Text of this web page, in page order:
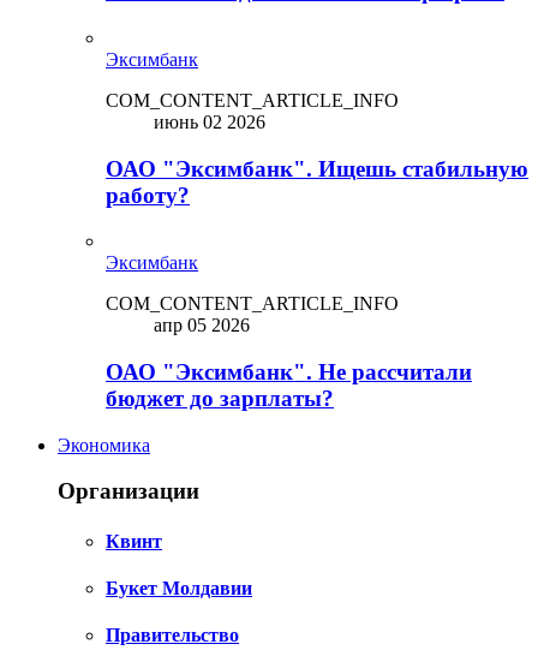
Эксимбанк
COM_CONTENT_ARTICLE_INFO
июнь 02 2026
ОАО "Эксимбанк". Ищешь стабильную
работу?
Эксимбанк
COM_CONTENT_ARTICLE_INFO
апр 05 2026
ОАО "Эксимбанк". Не рассчитали
бюджет до зарплаты?
Экономика
Организации
Квинт
Букет Молдавии
Правительство